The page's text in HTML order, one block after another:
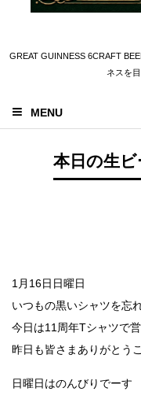
GREAT GUINNESS 6CRAFT
ネスを
MENU
本日の生ビ
1月16日日曜日
いつもの黒いシャツを忘
今日は11周年Tシャツで
昨日も皆さまありがとう
日曜日はのんびりでーす